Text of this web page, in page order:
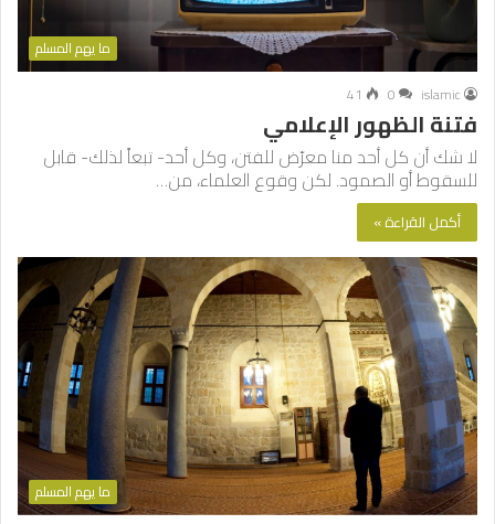
ما يهم المسلم
islamic
0
41
فتنة الظهور الإعلامي
لا شك أن كل أحد منا معرّض للفتن، وكل أحد- تبعاً لذلك- قابل
للسقوط أو الصمود. لكن وقوع العلماء، من…
أكمل القراءة »
ما يهم المسلم